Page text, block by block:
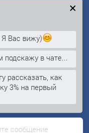
балка (двутавр)
сообщение
Я Вас вижу)
подскажу в чате...
рассказать, как
3% на первый